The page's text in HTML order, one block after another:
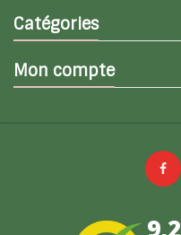
Catégories
Mon compte